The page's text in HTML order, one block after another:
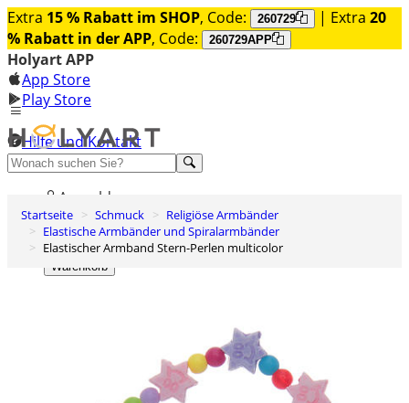
Extra 15 % Rabatt im SHOP, Code: 260729 | Extra 20
% Rabatt in der APP, Code: 260729APP
Holyart APP
App Store
Play Store
Hilfe und Kontakt
Entdecken Sie Premium
Anmelden
Wunschliste
0
Warenkorb
Startseite Schmuck
Religiöse Armbänder
Elastische Armbänder und Spiralarmbänder
Elastischer Armband Stern-Perlen multicolor